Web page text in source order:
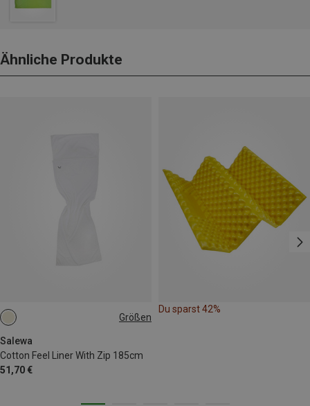
Ähnliche Produkte
Größen
Salewa
Cotton Feel Liner With Zip 185cm
51,70 €
MAX. 185CM | LEFT
MAX. 185CM | RIGHT
Du sparst 42%